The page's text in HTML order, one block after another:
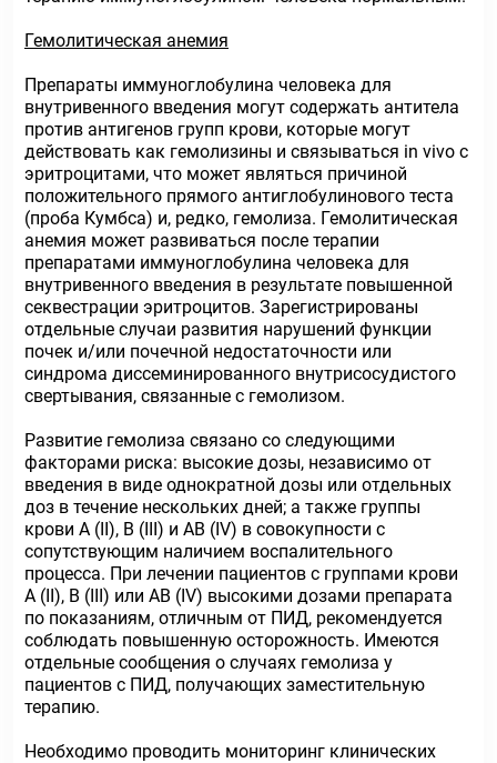
Гемолитическая анемия
Препараты иммуноглобулина человека для
внутривенного введения могут содержать антитела
против антигенов групп крови, которые могут
действовать как гемолизины и связываться in vivo с
эритроцитами, что может являться причиной
положительного прямого антиглобулинового теста
(проба Кумбса) и, редко, гемолиза. Гемолитическая
анемия может развиваться после терапии
препаратами иммуноглобулина человека для
внутривенного введения в результате повышенной
секвестрации эритроцитов. Зарегистрированы
отдельные случаи развития нарушений функции
почек и/или почечной недостаточности или
синдрома диссеминированного внутрисосудистого
свертывания, связанные с гемолизом.
Развитие гемолиза связано со следующими
факторами риска: высокие дозы, независимо от
введения в виде однократной дозы или отдельных
доз в течение нескольких дней; а также группы
крови А (II), В (III) и АВ (IV) в совокупности с
сопутствующим наличием воспалительного
процесса. При лечении пациентов с группами крови
А (II), В (III) или АВ (IV) высокими дозами препарата
по показаниям, отличным от ПИД, рекомендуется
соблюдать повышенную осторожность. Имеются
отдельные сообщения о случаях гемолиза у
пациентов с ПИД, получающих заместительную
терапию.
Необходимо проводить мониторинг клинических